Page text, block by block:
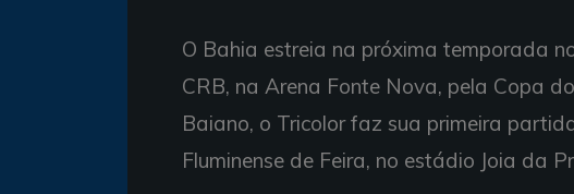
O Bahia estreia na próxima temporada
CRB, na Arena Fonte Nova, pela Copa
Baiano, o Tricolor faz sua primeira
Fluminense de Feira, no estádio Joia da